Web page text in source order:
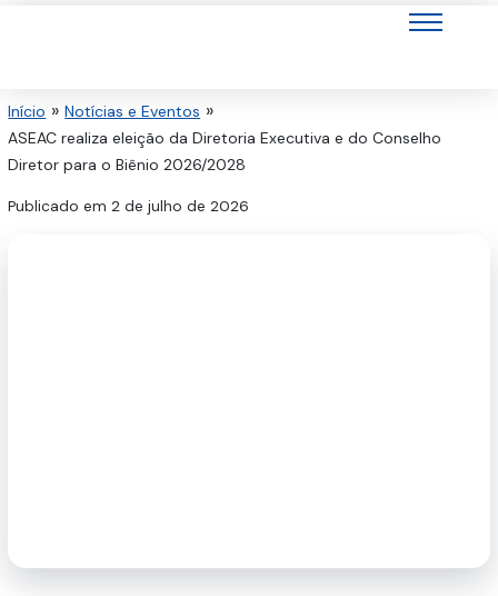
Início
Notícias e Eventos
ASEAC realiza eleição da Diretoria Executiva e do Conselho
Diretor para o Biênio 2026/2028
Publicado em 2 de julho de 2026